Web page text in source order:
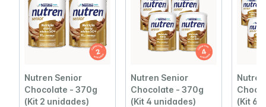
Nutren Senior
Chocolate - 370g
(Kit 2 unidades)
Nutren Senior
Chocolate - 370g
(Kit 4 unidades)
(Kit 6